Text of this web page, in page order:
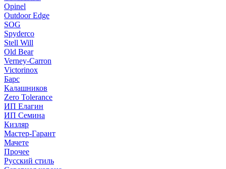
Opinel
Outdoor Edge
SOG
Spyderco
Stell Will
Old Bear
Verney-Carron
Victorinox
Барс
Калашников
Zero Tolerance
ИП Елагин
ИП Семина
Кизляр
Мастер-Гарант
Мачете
Прочее
Русский стиль